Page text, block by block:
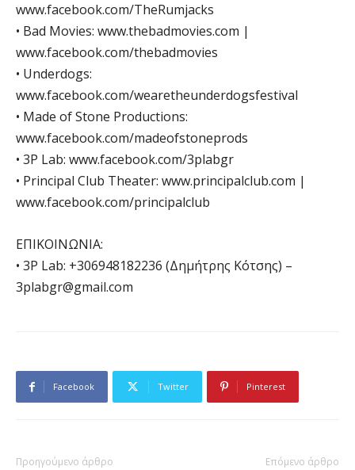
www.facebook.com/TheRumjacks
• Bad Movies: www.thebadmovies.com |
www.facebook.com/thebadmovies
• Underdogs:
www.facebook.com/wearetheunderdogsfestival
• Made of Stone Productions:
www.facebook.com/madeofstoneprods
• 3P Lab: www.facebook.com/3plabgr
• Principal Club Theater: www.principalclub.com |
www.facebook.com/principalclub
EΠΙΚΟΙΝΩΝΙΑ:
• 3P Lab: +306948182236 (Δημήτρης Κότσης) –
3plabgr@gmail.com
Facebook Twitter Pinterest
Προηγούμενο άρθρο Επόμενο άρθρο